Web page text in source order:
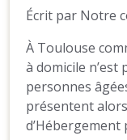
Écrit par Notre
À Toulouse
à domicile
personnes
présentent alors